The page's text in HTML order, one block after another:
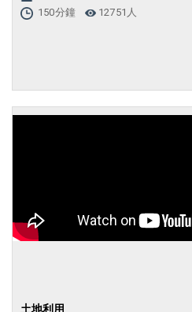
150分鐘 12751人
土地利用